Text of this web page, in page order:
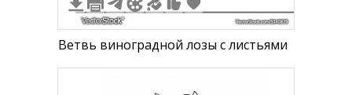
Ветвь виноградной лозы с листьями